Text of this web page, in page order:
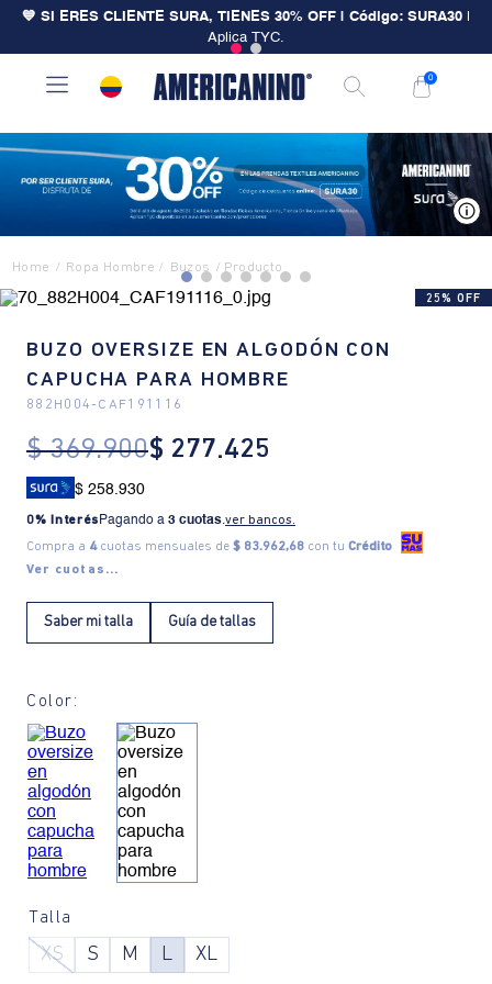
💙 SI ERES CLIENTE SURA, TIENES 30% OFF | Código: SURA30
Aplica TYC.
0
Ropa Hombre Buzos
25% OFF
BUZO OVERSIZE EN ALGODÓN CON
CAPUCHA PARA HOMBRE
882H004- CAF191116
$ 369.900$ 277.425
$ 258.930
0% Interés Pagando a 3 cuotas.ver bancos.
Compra a 4cuotas mensuales de $ 83.962,68 con tu Crédito
Ver cuotas...
Saber mi talla Guía de tallas
Color:
Talla
XS S M L XL